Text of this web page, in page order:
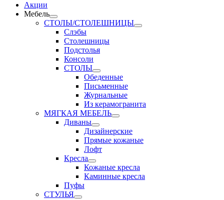
Акции
Мебель
СТОЛЫ/СТОЛЕШНИЦЫ
Слэбы
Столешницы
Подстолья
Консоли
СТОЛЫ
Обеденные
Письменные
Журнальные
Из керамогранита
МЯГКАЯ МЕБЕЛЬ
Диваны
Дизайнерские
Прямые кожаные
Лофт
Кресла
Кожаные кресла
Каминные кресла
Пуфы
СТУЛЬЯ